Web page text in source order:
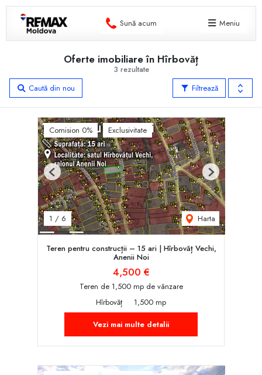
Sună acum Meniu
3 rezultate
Oferte imobiliare în Hîrbovăț
Filtrează
Caută din nou
Comision 0% Exclusivitate
1 / 6 Harta
Previous Next
Teren pentru construcții – 15 ari | Hîrbovăț Vechi,
Anenii Noi
4,500 €
Teren de 1,500 mp de vânzare
Hîrbovăț
1,500 mp
Vezi mai multe detalii